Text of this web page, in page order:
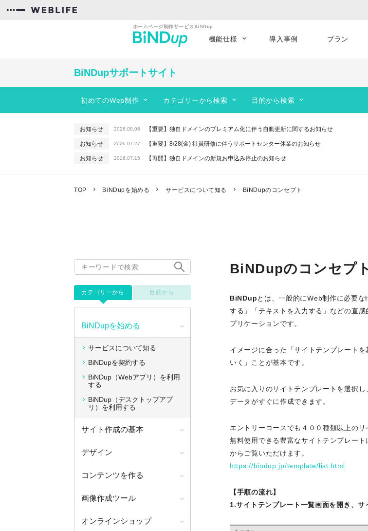
機能仕様 導入事例 プラン
初めてのWeb制作 カテゴリーから検索 目的から検索
BiNDupサポートサイト
お知らせ 2026.08.06 【重要】独自ドメインのプレミアム化に伴う自動更新に関するお知らせ
お知らせ 2026.07.27 【重要】8/28(金) 社員研修に伴うサポートセンター休業のお知らせ
お知らせ 2026.07.15 【再開】独自ドメインの新規お申込み停止のお知らせ
TOP BiNDupを始める サービスについて知る BiNDupのコンセプト
BiNDupのコンセプト
BiNDupとは、一般的にWeb制作に必要
する」「テキストを入力する」などの直
プリケーションです。
イメージに合った「サイトテンプレート
いく」ことが基本です。
お気に入りのサイトテンプレートを選択
データがすぐに作成できます。
エントリーコースでも４００種類以上の
無料使用できる豊富なサイトテンプレー
からご覧いただけます。
https://bindup.jp/template/list.html
【手順の流れ】
1.サイトテンプレート一覧画面を開き、サ
カテゴリーから 目的から
BiNDupを始める
サービスについて知る
BiNDupを契約する
BiNDup（Webアプリ）を利用
する
BiNDup（デスクトップアプ
リ）を利用する
サイト作成の基本
デザイン
コンテンツを作る
画像作成ツール
オンラインショップ